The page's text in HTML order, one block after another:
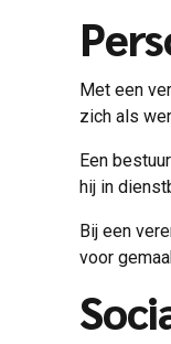
Met een
zich als
Een
hij in
Bij een
voor